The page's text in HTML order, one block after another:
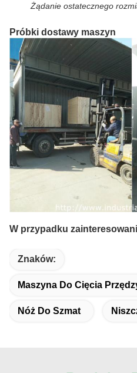
Żądanie ostatecznego
Próbki dostawy maszyn
W przypadku
Znaków:
Maszyna Do Cięcia
Nóż Do Szmat